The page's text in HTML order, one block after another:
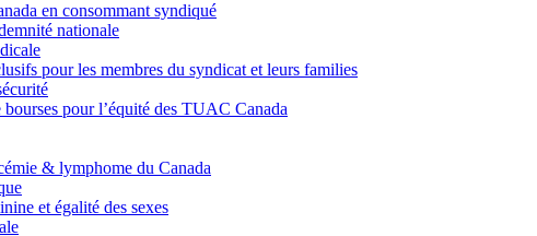
en consommant syndiqué
nationale
pour les membres du syndicat et leurs families
bourses pour l’équité des TUAC Canada
& lymphome du Canada
et égalité des sexes